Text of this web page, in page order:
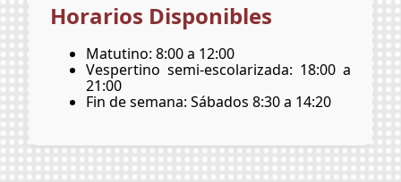
Horarios Disponibles
Matutino: 8:00 a 12:00
Vespertino semi-escolarizada: 18:00 a
21:00
Fin de semana: Sábados 8:30 a 14:20